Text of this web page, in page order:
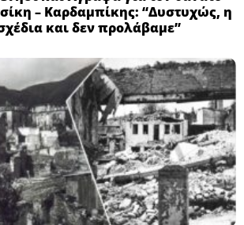
– Καρδαμπίκης: “Δυστυχώς, η
και δεν προλάβαμε”